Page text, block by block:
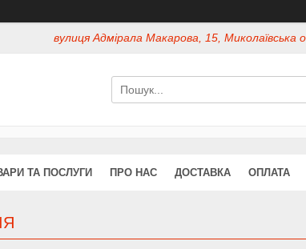
вулиця Адмірала Макарова, 15, Миколаївська
ТА ПОСЛУГИ ПРО НАС ДОСТАВКА ОПЛАТА